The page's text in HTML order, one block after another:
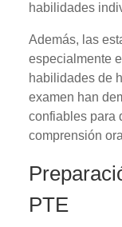
habilidades
Además, las
especialmente
habilidades de
examen han
confiables para
comprensión
PTE